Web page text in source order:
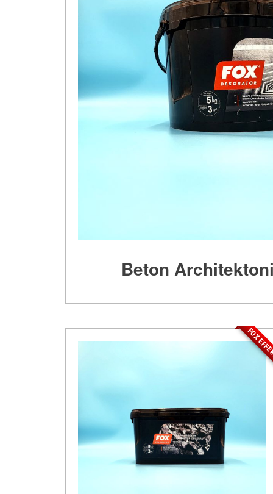
Beton
FOX